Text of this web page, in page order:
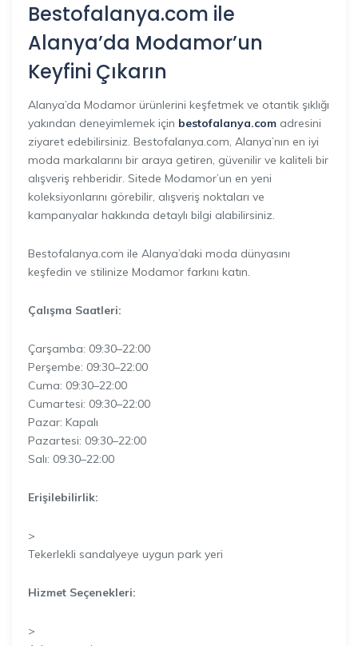
Bestofalanya.com ile
Alanya’da Modamor’un
Keyfini Çıkarın
Alanya’da Modamor ürünlerini keşfetmek ve otantik şıklığı
yakından deneyimlemek için bestofalanya.com adresini
ziyaret edebilirsiniz. Bestofalanya.com, Alanya’nın en iyi
moda markalarını bir araya getiren, güvenilir ve kaliteli bir
alışveriş rehberidir. Sitede Modamor’un en yeni
koleksiyonlarını görebilir, alışveriş noktaları ve
kampanyalar hakkında detaylı bilgi alabilirsiniz.
Bestofalanya.com ile Alanya’daki moda dünyasını
keşfedin ve stilinize Modamor farkını katın.
Çalışma Saatleri:
Çarşamba: 09:30–22:00
Perşembe: 09:30–22:00
Cuma: 09:30–22:00
Cumartesi: 09:30–22:00
Pazar: Kapalı
Pazartesi: 09:30–22:00
Salı: 09:30–22:00
Erişilebilirlik:
>
Tekerlekli sandalyeye uygun park yeri
Hizmet Seçenekleri:
>